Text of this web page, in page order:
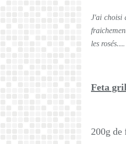
J'ai choisi
les rosés.....
Feta
200g de